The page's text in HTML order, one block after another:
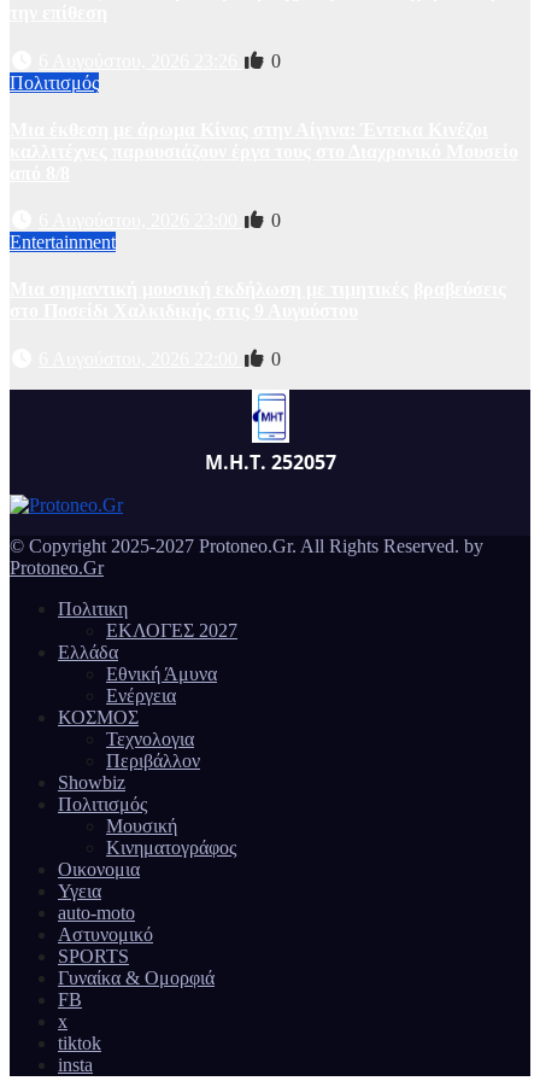
0
Πολιτισμός
0
Entertainment
0
Μ.Η.Τ. 252057
© Copyright 2025-2027 Protoneo.Gr. All Rights Reserved. by
Protoneo.Gr
Πολιτικη
ΕΚΛΟΓΕΣ 2027
Ελλάδα
Εθνική Άμυνα
Ενέργεια
ΚΟΣΜΟΣ
Τεχνολογια
Περιβάλλον
Showbiz
Πολιτισμός
Μουσική
Κινηματογράφος
Οικονομια
Υγεια
auto-moto
Αστυνομικό
SPORTS
Γυναίκα & Ομορφιά
FB
x
tiktok
insta